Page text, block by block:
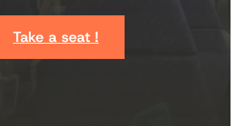
Take a seat !